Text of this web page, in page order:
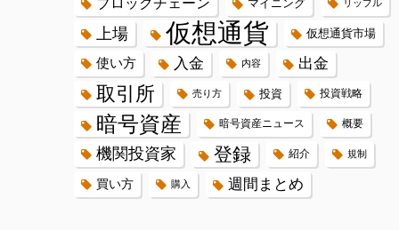
ブロックチェーン マイニング リップル
上場 仮想通貨 仮想通貨市場
使い方 入金 内容 出金
取引所 売り方 投資 投資戦略
暗号資産 暗号資産ニュース 概要
機関投資家 登録 紹介 規制
買い方 購入 週間まとめ